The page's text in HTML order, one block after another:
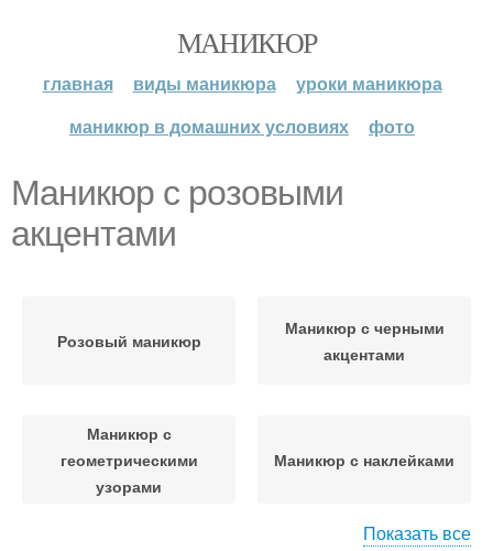
МАНИКЮР
главная виды маникюра
уроки маникюра
маникюр в домашних условиях
фото
Маникюр с розовыми
акцентами
Розовый маникюр
Маникюр с черными
акцентами
Маникюр с
геометрическими
узорами
Маникюр с наклейками
Показать все